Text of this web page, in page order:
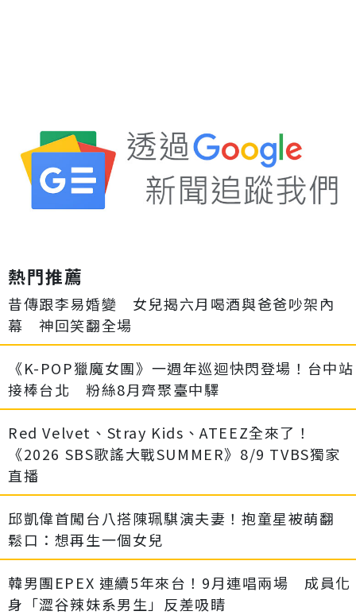
熱門推薦
昔傳跟李易婚變 女兒揭六月喝酒與爸爸吵架內
幕 神回笑翻全場
《K-POP獵魔女團》一週年巡迴快閃登場！台中站
接棒台北 粉絲8月齊聚臺中驛
Red Velvet、Stray Kids、ATEEZ全來了！
《2026 SBS歌謠大戰SUMMER》8/9 TVBS獨家
直播
邱凱偉首闖台八搭陳珮騏演夫妻！抱童星被萌翻
鬆口：想再生一個女兒
韓男團EPEX 連續5年來台！9月連唱兩場 成員化
身「澀谷辣妹系男生」反差吸睛